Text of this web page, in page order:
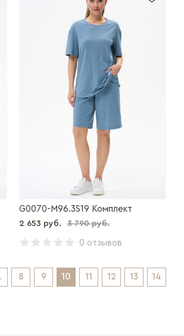
G0070-M96.3S19 Комплект
2 653 руб. 3 790 руб.
0 отзывов
8 9 10 11 12 13 14